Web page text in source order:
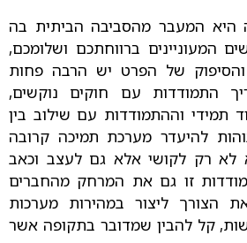
היא המעבר מהסביבה הביתית בה
המעוניינים ברווחתכם ושלומכם,
של הפרט יש הרבה פחות
התמודדות עם חוקים נוקשים,
תמידי וההתמודדות עם שילוב בין
להיעדר מערכת תמיכה קרובה
לא רק לקושי אלא גם לעצב וכאב
זו גם את המרחק מהחברים
הצורך ליצור במהירות מערכות
קל להבין שמדובר בתקופה אשר